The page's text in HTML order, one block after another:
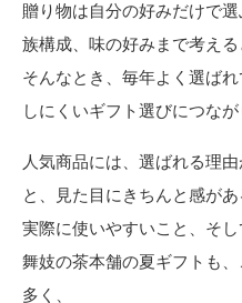
贈り物は自分の好みだけで
族構成、味の好みまで考える
そんなとき、毎年よく選ば
しにくいギフト選びにつなが
人気商品には、選ばれる理
と、見た目にきちんと感があ
実際に使いやすいこと、そし
舞妓の茶本舗の夏ギフトも
多く、